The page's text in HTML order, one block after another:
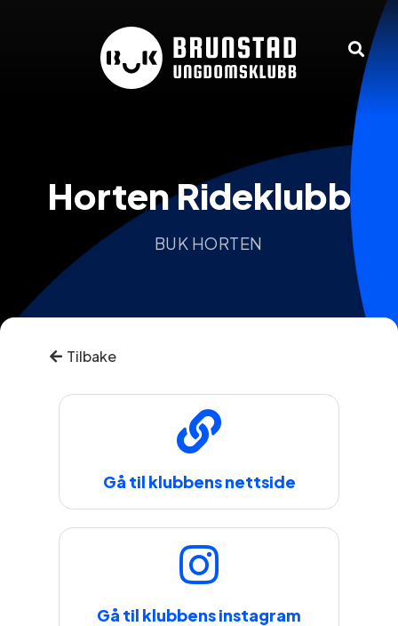
Horten Rideklubb
BUK HORTEN
Tilbake
Gå til klubbens nettside
Gå til klubbens instagram